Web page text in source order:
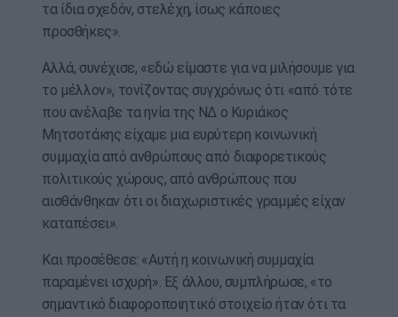
τα ίδια σχεδόν, στελέχη, ίσως κάποιες
προσθήκες».
Αλλά, συνέχισε, «εδώ είμαστε για να μιλήσουμε για
το μέλλον», τονίζοντας συγχρόνως ότι «από τότε
που ανέλαβε τα ηνία της ΝΔ ο Κυριάκος
Μητσοτάκης είχαμε μια ευρύτερη κοινωνική
συμμαχία από ανθρώπους από διαφορετικούς
πολιτικούς χώρους, από ανθρώπους που
αισθάνθηκαν ότι οι διαχωριστικές γραμμές είχαν
καταπέσει».
Και προσέθεσε: «Αυτή η κοινωνική συμμαχία
παραμένει ισχυρή». Εξ άλλου, συμπλήρωσε, «το
σημαντικό διαφοροποιητικό στοιχείο ήταν ότι τα